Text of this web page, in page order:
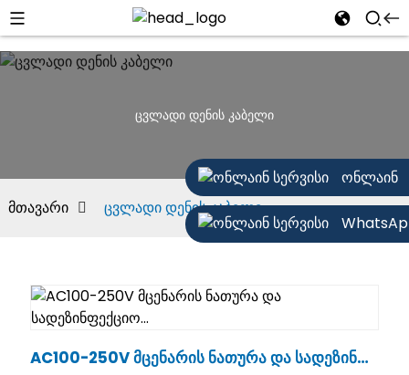
ონლაინ
ცვლადი დენის კაბელი
მთავარი ცვლადი დენის კაბელი
AC100-250V Მცენარის Ნათურა Და Სადეზინფე